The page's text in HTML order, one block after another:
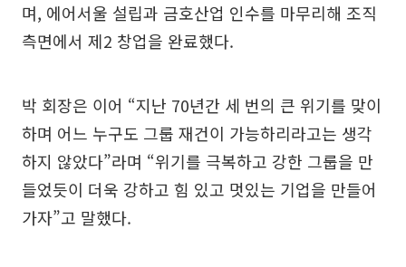
며, 에어서울 설립과 금호산업 인수를 마무리해 조직
측면에서 제2 창업을 완료했다.
박 회장은 이어 “지난 70년간 세 번의 큰 위기를 맞이
하며 어느 누구도 그룹 재건이 가능하리라고는 생각
하지 않았다”라며 “위기를 극복하고 강한 그룹을 만
들었듯이 더욱 강하고 힘 있고 멋있는 기업을 만들어
가자”고 말했다.